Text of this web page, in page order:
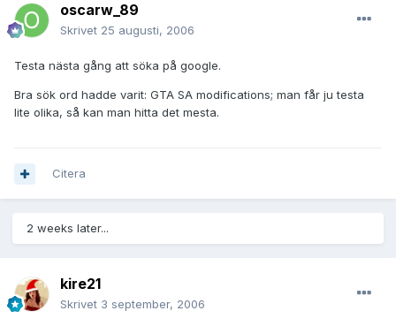
oscarw_89
Skrivet 25 augusti, 2006
Testa nästa gång att söka på google.
Bra sök ord hadde varit: GTA SA modifications; man får ju testa
lite olika, så kan man hitta det mesta.
Citera
2 weeks later...
kire21
Skrivet 3 september, 2006